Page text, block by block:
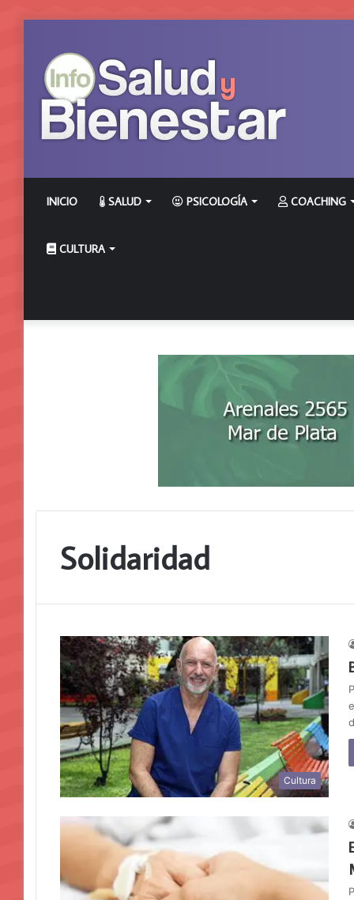
INICIO SALUD PSICOLOGÍA COACHING
CULTURA
Solidaridad
Cultura